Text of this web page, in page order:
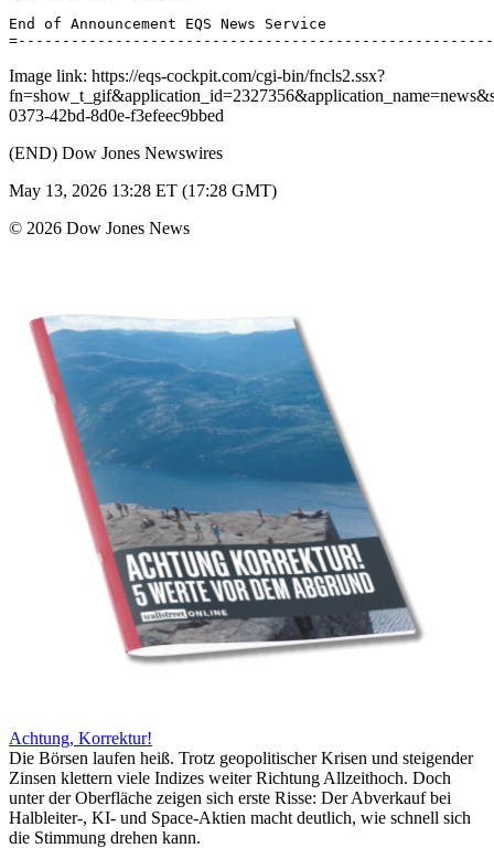
End of Announcement EQS News Service
Image link: https://eqs-cockpit.com/cgi-bin/fncls2.ssx?
0373-42bd-8d0e-f3efeec9bbed
(END) Dow Jones Newswires
May 13, 2026 13:28 ET (17:28 GMT)
© 2026 Dow Jones News
Achtung, Korrektur!
Die Börsen laufen heiß. Trotz geopolitischer Krisen und steigender
Zinsen klettern viele Indizes weiter Richtung Allzeithoch. Doch
unter der Oberfläche zeigen sich erste Risse: Der Abverkauf bei
Halbleiter-, KI- und Space-Aktien macht deutlich, wie schnell sich
die Stimmung drehen kann.